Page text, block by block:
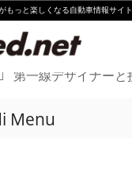
もっと楽しくなる自動車情報サイト
Audi
Menu